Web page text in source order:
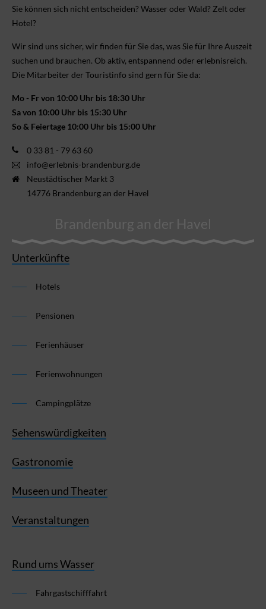
Sie können sich nicht ent­scheiden? Wasser oder Wald? Zelt oder
Hotel?
Wir sind uns sicher, wir finden für Sie das, was Sie für Ihre Aus­zeit
suchen und brauchen. Ob aktiv, ent­spannend oder erlebnis­reich.
Die Mitarbeiter der Touristinfo sind gern für Sie da:
Mo - Fr von 10:00 Uhr bis 18:30 Uhr
Sa von 10:00 Uhr bis 15:30 Uhr
So & Feiertage 10:00 Uhr bis 15:00 Uhr
0 33 81 - 79 63 60
info@erlebnis-brandenburg.de
Neustädtischer Markt 3
14776 Brandenburg an der Havel
Brandenburg an der Havel
Unterkünfte
Hotels
Pensionen
Ferienhäuser
Ferienwohnungen
Campingplätze
Sehenswürdigkeiten
Gastronomie
Museen und Theater
Veranstaltungen
Rund ums Wasser
Fahrgastschifffahrt